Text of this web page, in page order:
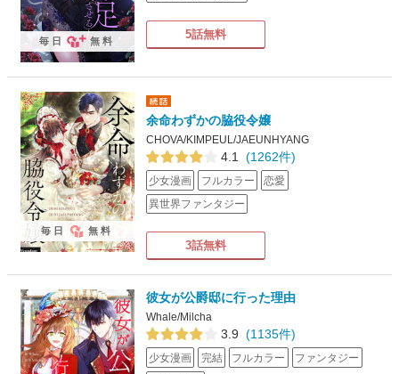
5話無料
毎日 無料
余命わずかの脇役令嬢
CHOVA/KIMPEUL/JAEUNHYANG
4.1 (1262件)
少女漫画 フルカラー
恋愛
異世界ファンタジー
3話無料
毎日 無料
彼女が公爵邸に行った理由
Whale/Milcha
3.9 (1135件)
少女漫画 完結 フルカラー
ファンタジー